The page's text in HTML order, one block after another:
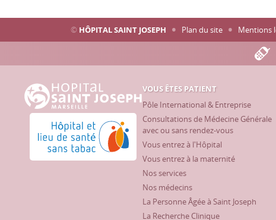
© HÔPITAL SAINT JOSEPH Plan du site Mentions
Hôpital Saint Joseph - Marseille
Hôpital et lieu de santé sans tabac
VOUS ÊTES PATIENT
Pôle International & Entreprise
Consultations de Médecine Générale
avec ou sans rendez-vous
Vous entrez à l'Hôpital
Vous entrez à la maternité
Nos services
Nos médecins
La Personne Âgée à Saint Joseph
La Recherche Clinique